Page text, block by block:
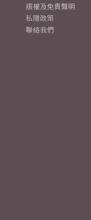
版權及免責聲明
私隱政策
聯絡我們